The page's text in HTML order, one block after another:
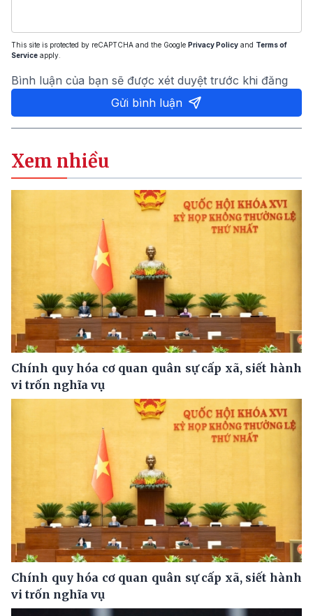
This site is protected by reCAPTCHA and the Google Privacy Policy and Terms of
Service apply.
Bình luận của bạn sẽ được xét duyệt trước khi đăng
Gửi bình luận
Xem nhiều
Chính quy hóa cơ quan quân sự cấp xã, siết hành
vi trốn nghĩa vụ
Chính quy hóa cơ quan quân sự cấp xã, siết hành
vi trốn nghĩa vụ